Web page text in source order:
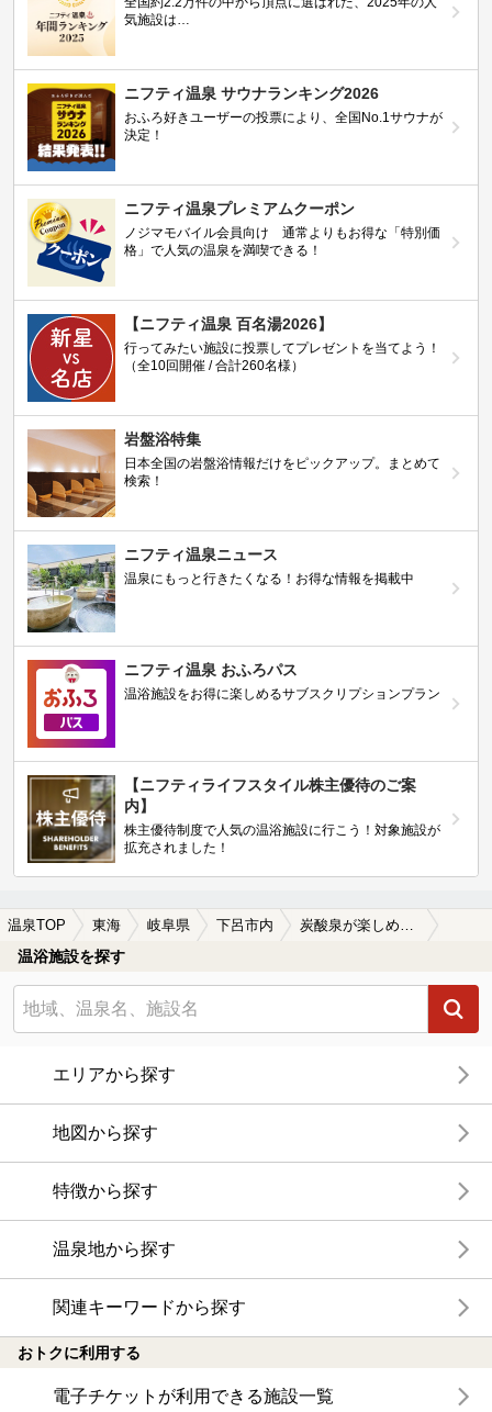
気施設は…
ニフティ温泉 サウナランキング2026
おふろ好きユーザーの投票により、全国No.1サウナが
決定！
ニフティ温泉プレミアムクーポン
ノジマモバイル会員向け 通常よりもお得な「特別価
格」で人気の温泉を満喫できる！
【ニフティ温泉 百名湯2026】
行ってみたい施設に投票してプレゼントを当てよう！
（全10回開催 / 合計260名様）
岩盤浴特集
日本全国の岩盤浴情報だけをピックアップ。まとめて
検索！
ニフティ温泉ニュース
温泉にもっと行きたくなる！お得な情報を掲載中
ニフティ温泉 おふろパス
温浴施設をお得に楽しめるサブスクリプションプラン
【ニフティライフスタイル株主優待のご案
内】
株主優待制度で人気の温浴施設に行こう！対象施設が
拡充されました！
温泉TOP 東海 岐阜県 下呂市内 炭酸泉が楽しめる下呂市内の温泉、日帰り温泉、スーパー銭湯おすすめ
温浴施設を探す
エリアから探す
地図から探す
特徴から探す
温泉地から探す
関連キーワードから探す
おトクに利用する
電子チケットが利用できる施設一覧